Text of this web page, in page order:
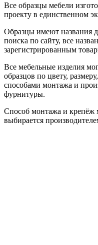
Все образцы мебели
проекту в единственном
Образцы имеют названия
поиска по сайту, все
зарегистрированным
Все мебельные изделия
образцов по цвету,
способами монтажа и
фурнитуры.
Способ монтажа и крепёж
выбирается